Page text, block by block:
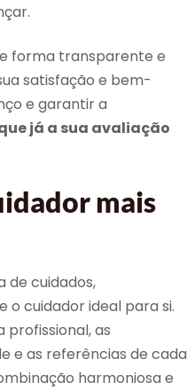
forma transparente e
satisfação e bem-
e garantir a
já a sua avaliação
mais
de cuidados,
o cuidador ideal para si.
as
e as referências de cada
harmoniosa e